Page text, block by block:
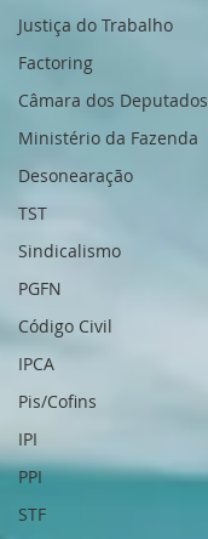
Justiça do Trabalho
Factoring
Câmara dos Deputados
Ministério da Fazenda
Desonearação
TST
Sindicalismo
PGFN
Código Civil
IPCA
Pis/Cofins
IPI
PPI
STF